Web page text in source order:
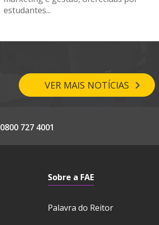
estudantes...
VER MAIS NOTÍCIAS
0800 727 4001
Sobre a FAE
Palavra do Reitor